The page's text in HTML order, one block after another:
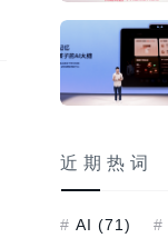
近期热词
AI (71)